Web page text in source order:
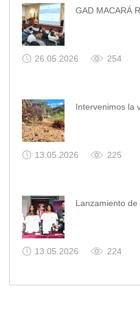
GAD MACARÁ
26.05.2026 254
Intervenimos la
13.05.2026 225
Lanzamiento
13.05.2026 224